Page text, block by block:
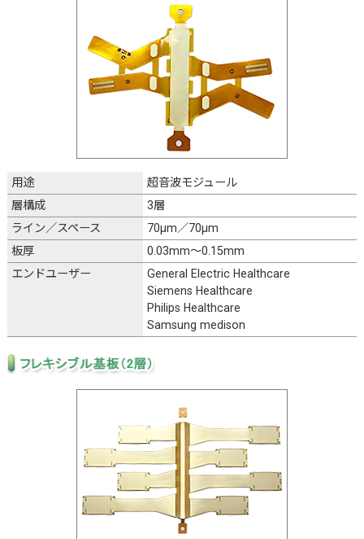
用途
超音波モジュール
層構成
3層
ライン／スペース
70μm／70μm
板厚
0.03mm～0.15mm
エンドユーザー
General Electric Healthcare
Siemens Healthcare
Philips Healthcare
Samsung medison